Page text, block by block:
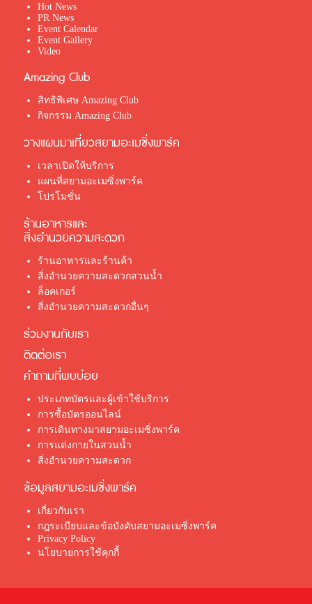
Hot News
PR News
Event Calendar
Event Gallery
Video
Amazing Club
สิทธิพิเศษ Amazing Club
กิจกรรม Amazing Club
วางแผนมาเที่ยวสยามอะเมซิ่งพาร์ค
เวลาเปิดให้บริการ
แผนที่สยามอะเมซิ่งพาร์ค
โปรโมชั่น
ร้านอาหารและ
สิ่งอำนวยความสะดวก
ร้านอาหารและร้านค้า
สิ่งอำนวยความสะดวกสวนน้ำ
ล็อคเกอร์
สิ่งอำนวยความสะดวกอื่นๆ
ร่วมงานกับเรา
ติดต่อเรา
คำถามที่พบบ่อย
ประเภทบัตรและผู้เข้าใช้บริการ
การซื้อบัตรออนไลน์
การเดินทางมาสยามอะเมซิ่งพาร์ค
การแต่งกายในสวนน้ำ
สิ่งอำนวยความสะดวก
ข้อมูลสยามอะเมซิ่งพาร์ค
เกี่ยวกับเรา
กฎระเบียบและข้อบังคับสยามอะเมซิ่งพาร์ค
Privacy Policy
นโยบายการใช้คุกกี้